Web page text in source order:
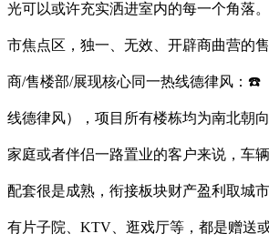
光可以或许充实洒进室内的每一个角落
市焦点区，独一、无效、开辟商曲营的
商/售楼部/展现核心同一热线德律风：☎️
线德律风），项目所有楼栋均为南北朝
家庭或者伴侣一路置业的客户来说，车
配套很是成熟，衔接板块财产盈利取城
有片子院、KTV、逛戏厅等，都是赠送